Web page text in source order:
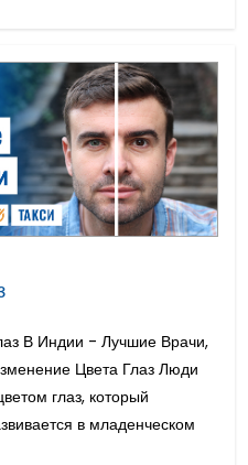
Свища
или LVAD
В Индии - Лучшие Врачи,
Цвета Глаз Люди
глаз, который
в младенческом